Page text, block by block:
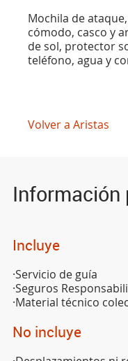
Mochila de
cómodo, casco y
de sol, protector
teléfono, agua y
Volver a Aristas
Información
Incluye
·Servicio de guía
·Seguros
·Material técnico
No incluye